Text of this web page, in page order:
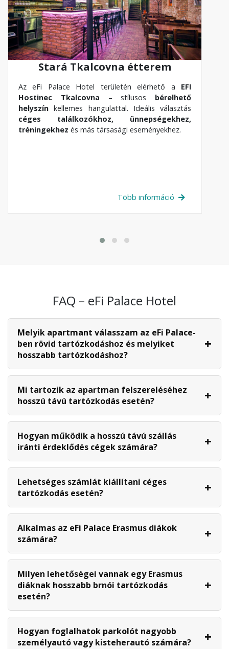
Stará Tkalcovna étterem
Az eFi Palace Hotel területén elérhető a EFI
Hostinec Tkalcovna – stílusos bérelhető
helyszín kellemes hangulattal. Ideális választás
céges találkozókhoz, ünnepségekhez,
tréningekhez és más társasági eseményekhez.
Több információ
FAQ – eFi Palace Hotel
Melyik apartmant válasszam az eFi Palace-
ben rövid tartózkodáshoz és melyiket
hosszabb tartózkodáshoz?
Mi tartozik az apartman felszereléséhez
hosszú távú tartózkodás esetén?
Hogyan működik a hosszú távú szállás
iránti érdeklődés cégek számára?
Lehetséges számlát kiállítani céges
tartózkodás esetén?
Alkalmas az eFi Palace Erasmus diákok
számára?
Milyen lehetőségei vannak egy Erasmus
diáknak hosszabb brnói tartózkodás
esetén?
Hogyan foglalhatok parkolót nagyobb
személyautó vagy kisteherautó számára?